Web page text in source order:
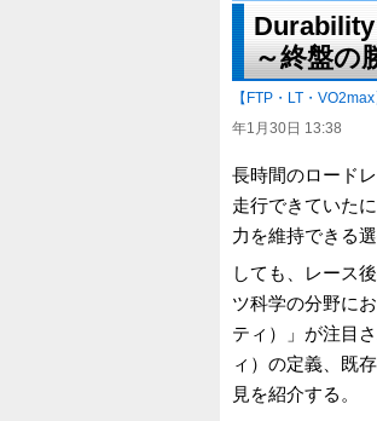
～終盤の
【FTP・LT・VO2max
年1月30日 13:38
長時間のロード
走行できていた
力を維持できる
しても、レース
ツ科学の分野に
ティ）」が注目
ィ）の定義、既
見を紹介する。